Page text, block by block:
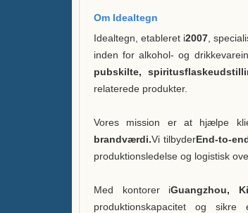
Om Idealtegn
Idealtegn, etableret i2007 ,
inden for alkohol- og
pubskilte,
relaterede produkter.
Vores mission er at hjælpe
brandværdi.Vi tilbyderEnd-to-
produktionsledelse og logistisk
Med kontorer iGuangzhou,
produktionskapacitet og